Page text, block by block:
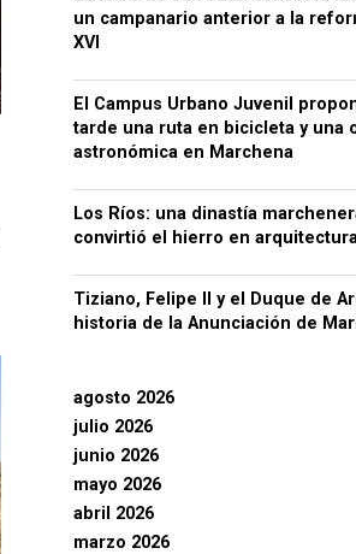
un campanario anterior a la
XVI
El Campus Urbano Juvenil
tarde una ruta en bicicleta y una
astronómica en Marchena
Los Ríos: una dinastía
convirtió el hierro en
Tiziano, Felipe II y el Duque de
historia de la Anunciación de
agosto 2026
julio 2026
junio 2026
mayo 2026
abril 2026
marzo 2026